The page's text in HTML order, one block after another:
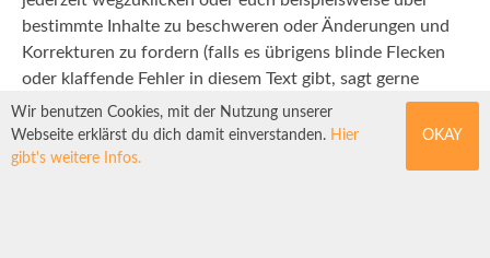
bestimmte Inhalte zu beschweren oder Änderungen und
Korrekturen zu fordern (falls es übrigens blinde Flecken
oder klaffende Fehler in diesem Text gibt, sagt gerne
Bescheid!).
Übergeordnet steht der Artikel im Kontext dieses
Wir benutzen Cookies, mit der Nutzung unserer
Webseite erklärst du dich damit einverstanden. Hier
gibt's weitere Infos.
OKAY